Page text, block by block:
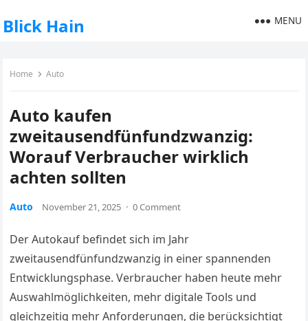
Blick Hain MENU
Home Auto
Auto kaufen
zweitausendfünfundzwanzig:
Worauf Verbraucher wirklich
achten sollten
Auto November 21, 2025 · 0 Comment
Der Autokauf befindet sich im Jahr
zweitausendfünfundzwanzig in einer spannenden
Entwicklungsphase. Verbraucher haben heute mehr
Auswahlmöglichkeiten, mehr digitale Tools und
gleichzeitig mehr Anforderungen, die berücksichtigt